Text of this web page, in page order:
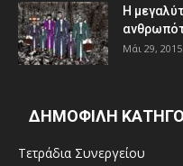
Η
Μάι 29, 2015
ΔΗΜΟΦΙΛΗ
Τετράδια Συνεργείου